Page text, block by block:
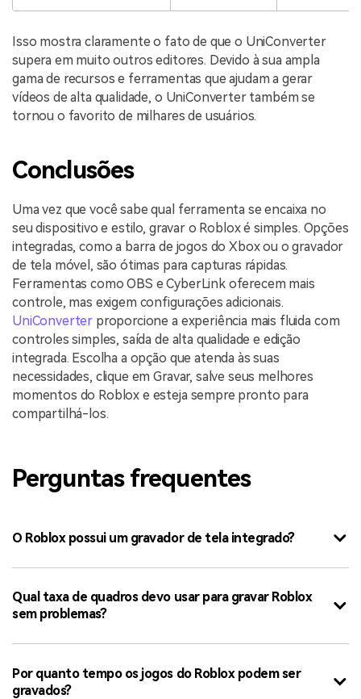
Isso mostra claramente o fato de que o UniConverter
supera em muito outros editores. Devido à sua ampla
gama de recursos e ferramentas que ajudam a gerar
vídeos de alta qualidade, o UniConverter também se
tornou o favorito de milhares de usuários.
Conclusões
Uma vez que você sabe qual ferramenta se encaixa no
seu dispositivo e estilo, gravar o Roblox é simples. Opções
integradas, como a barra de jogos do Xbox ou o gravador
de tela móvel, são ótimas para capturas rápidas.
Ferramentas como OBS e CyberLink oferecem mais
controle, mas exigem configurações adicionais.
UniConverter proporcione a experiência mais fluida com
controles simples, saída de alta qualidade e edição
integrada. Escolha a opção que atenda às suas
necessidades, clique em Gravar, salve seus melhores
momentos do Roblox e esteja sempre pronto para
compartilhá-los.
Perguntas frequentes
O Roblox possui um gravador de tela integrado?
Qual taxa de quadros devo usar para gravar Roblox
sem problemas?
Por quanto tempo os jogos do Roblox podem ser
gravados?